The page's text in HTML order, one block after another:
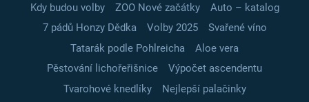
Kdy budou volby
ZOO Nové začátky
Auto – katalog
7 pádů Honzy Dědka
Volby 2025
Svařené víno
Tatarák podle Pohlreicha
Aloe vera
Pěstování lichořeřišnice
Výpočet ascendentu
Tvarohové knedlíky
Nejlepší palačinky